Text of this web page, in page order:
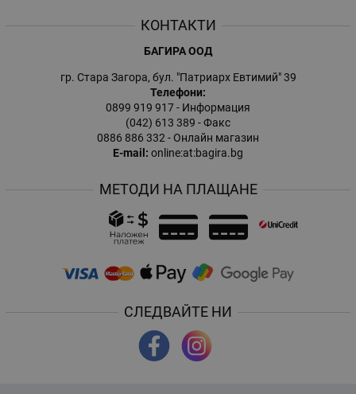
КОНТАКТИ
БАГИРА ООД
гр. Стара Загора, бул. "Патриарх Евтимий" 39
Телефони:
0899 919 917- Информация
(042) 613 389 - Факс
0886 886 332- Онлайн магазин
E-mail: online:at:bagira.bg
МЕТОДИ НА ПЛАЩАНЕ
СЛЕДВАЙТЕ НИ